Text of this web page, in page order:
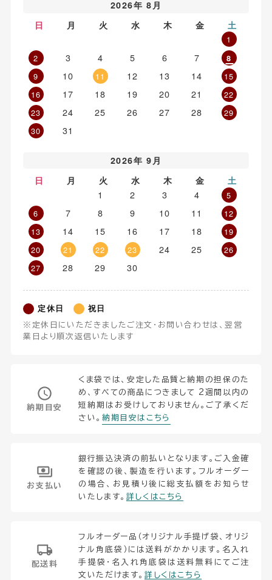
2026年 8月
日
月 火 水 木 金 土
1
2
3 4 5 6 7 8
9 10 11 12 13 14
15
16
17 18 19 20 21
22
23
24 25 26 27 28
29
30
31
2026年 9月
日
月 火 水 木 金 土
1 2 3 4
5
6
7 8 9 10 11
12
13
14 15 16 17 18
19
20
21 22 23 24 25
26
27
28 29 30
定休日 祝日
※定休日にいただきましたご注文・お問い合わせは、翌営
業日より順次返信いたします
納期目安
くま袋では、安定した品質と納期の担保のた
め、すべての商品につきまして 2週間以内の
短納期はお受けしておりません。ご了承くだ
さい。納期目安はこちら
お支払い
銀行振込決済の前払いとなります。ご入金確
を確認の後、製造を行います。フルオーダー
の場合、お見積り後に総支払額をお知らせ
いたします。 詳しくはこちら
配送料
フルオーダー品（オリジナル手提げ袋、オリジ
ナル角底袋）には送料がかかります。名入れ
手提袋・名入れ角底袋は送料無料にてご注
文いただけます。詳しくはこちら